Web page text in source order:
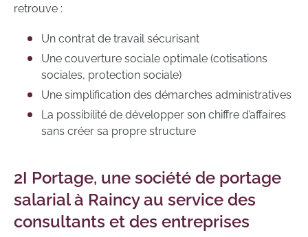
retrouve :
Un contrat de travail sécurisant
Une couverture sociale optimale (cotisations
sociales, protection sociale)
Une simplification des démarches administratives
La possibilité de développer son chiffre d’affaires
sans créer sa propre structure
2I Portage, une société de portage
salarial à Raincy au service des
consultants et des entreprises